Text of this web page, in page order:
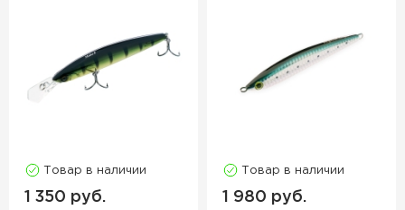
Товар в наличии
1 350 руб.
Товар в наличии
1 980 руб.